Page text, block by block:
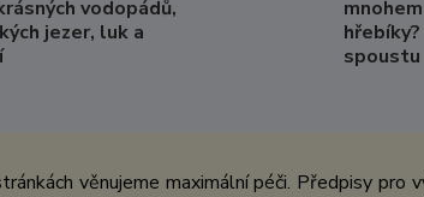
vodopádů,
jezer, luk a
spoustu
věnujeme maximální péči. Předpisy